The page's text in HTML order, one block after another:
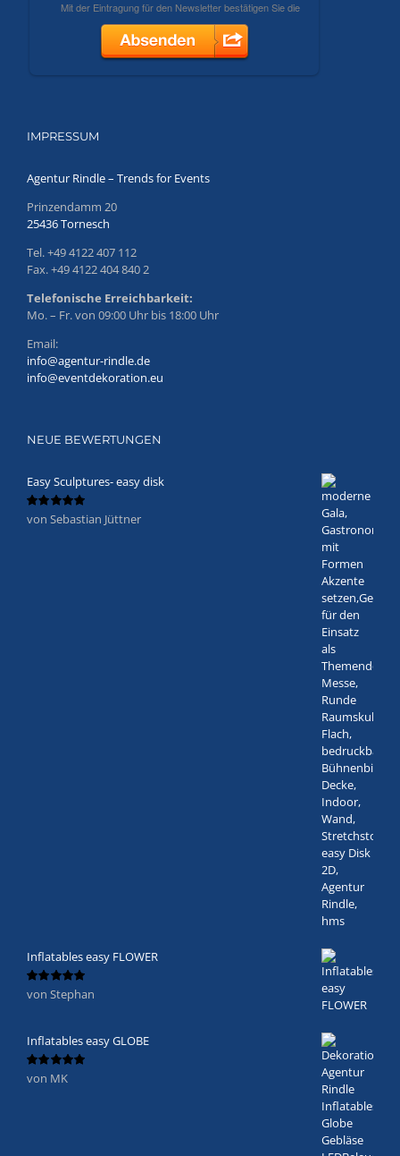
IMPRESSUM
Agentur Rindle – Trends for Events
Prinzendamm 20
25436 Tornesch
Tel. +49 4122 407 112
Fax. +49 4122 404 840 2
Telefonische Erreichbarkeit:
Mo. – Fr. von 09:00 Uhr bis 18:00 Uhr
Email:
info@agentur-rindle.de
info@eventdekoration.eu
NEUE BEWERTUNGEN
Easy Sculptures- easy disk
Bewertet
von Sebastian Jüttner
Inflatables easy FLOWER
Bewertet
von 5
von Stephan
Inflatables easy GLOBE
Bewertet
von MK